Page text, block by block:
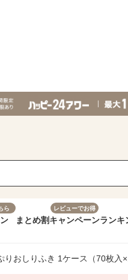
ら
まとめ割
レビューでお得
キャンペーンランキ
りおしりふき 1ケース（70枚入